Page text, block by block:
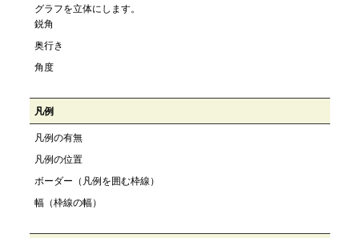
グラフを立体にします。
鋭角
奥行き
角度
凡例
凡例の有無
凡例の位置
ボーダー（凡例を囲む枠線）
幅（枠線の幅）